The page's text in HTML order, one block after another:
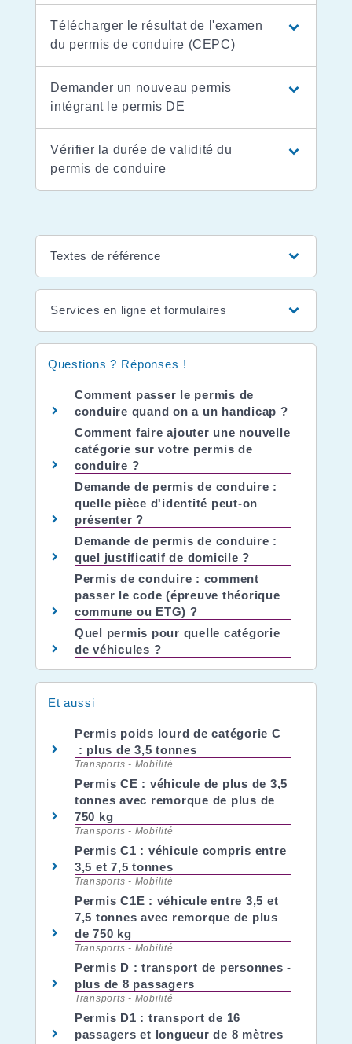
Télécharger le résultat de l'examen
du permis de conduire (CEPC)
Demander un nouveau permis
intégrant le permis DE
Vérifier la durée de validité du
permis de conduire
Textes de référence
Services en ligne et formulaires
Questions ? Réponses !
Comment passer le permis de
conduire quand on a un handicap ?
Comment faire ajouter une nouvelle
catégorie sur votre permis de
conduire ?
Demande de permis de conduire :
quelle pièce d'identité peut-on
présenter ?
Demande de permis de conduire :
quel justificatif de domicile ?
Permis de conduire : comment
passer le code (épreuve théorique
commune ou ETG) ?
Quel permis pour quelle catégorie
de véhicules ?
Et aussi
Permis poids lourd de catégorie C
: plus de 3,5 tonnes
Transports - Mobilité
Permis CE : véhicule de plus de 3,5
tonnes avec remorque de plus de
750 kg
Transports - Mobilité
Permis C1 : véhicule compris entre
3,5 et 7,5 tonnes
Transports - Mobilité
Permis C1E : véhicule entre 3,5 et
7,5 tonnes avec remorque de plus
de 750 kg
Transports - Mobilité
Permis D : transport de personnes -
plus de 8 passagers
Transports - Mobilité
Permis D1 : transport de 16
passagers et longueur de 8 mètres